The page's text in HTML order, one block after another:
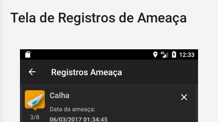
Tela de Registros de Ameaça